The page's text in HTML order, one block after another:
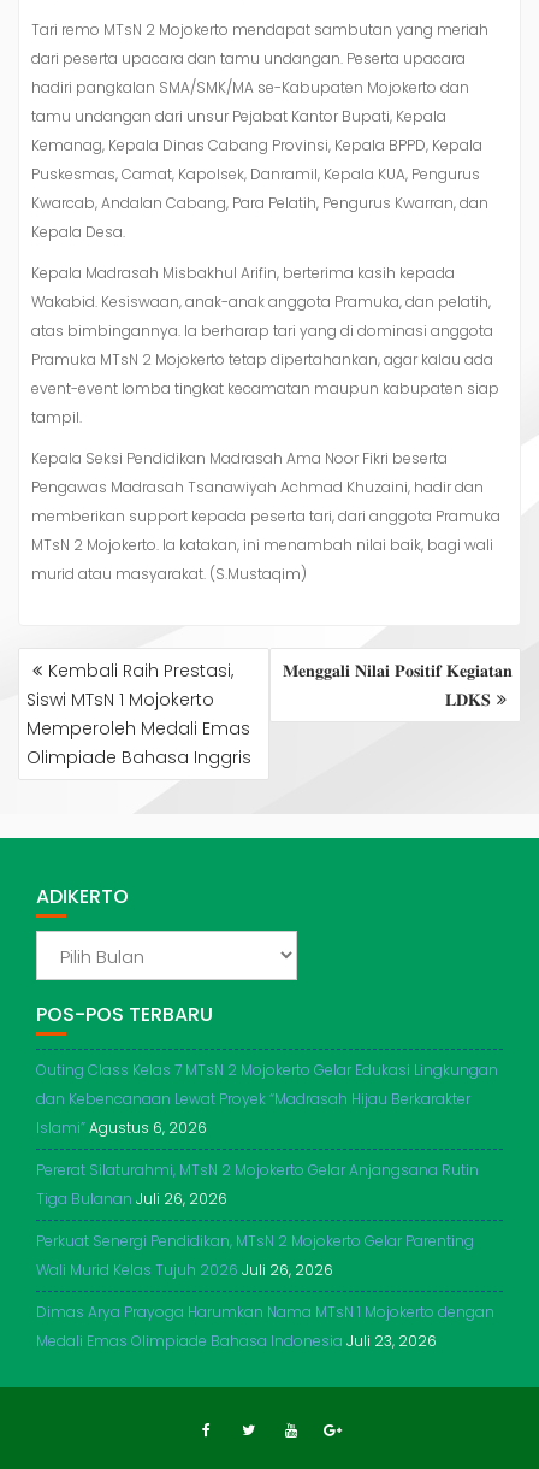
Tari remo MTsN 2 Mojokerto mendapat sambutan yang meriah
dari peserta upacara dan tamu undangan. Peserta upacara
hadiri pangkalan SMA/SMK/MA se-Kabupaten Mojokerto dan
tamu undangan dari unsur Pejabat Kantor Bupati, Kepala
Kemanag, Kepala Dinas Cabang Provinsi, Kepala BPPD, Kepala
Puskesmas, Camat, Kapolsek, Danramil, Kepala KUA, Pengurus
Kwarcab, Andalan Cabang, Para Pelatih, Pengurus Kwarran, dan
Kepala Desa.
Kepala Madrasah Misbakhul Arifin, berterima kasih kepada
Wakabid. Kesiswaan, anak-anak anggota Pramuka, dan pelatih,
atas bimbingannya. Ia berharap tari yang di dominasi anggota
Pramuka MTsN 2 Mojokerto tetap dipertahankan, agar kalau ada
event-event lomba tingkat kecamatan maupun kabupaten siap
tampil.
Kepala Seksi Pendidikan Madrasah Ama Noor Fikri beserta
Pengawas Madrasah Tsanawiyah Achmad Khuzaini, hadir dan
memberikan support kepada peserta tari, dari anggota Pramuka
MTsN 2 Mojokerto. Ia katakan, ini menambah nilai baik, bagi wali
murid atau masyarakat. (S.Mustaqim)
NAVIGASI
POSKembali Raih Prestasi,
Siswi MTsN 1 Mojokerto
Memperoleh Medali Emas
Olimpiade Bahasa Inggris
𝐌𝐞𝐧𝐠𝐠𝐚𝐥𝐢 𝐍𝐢𝐥𝐚𝐢 𝐏𝐨𝐬𝐢𝐭𝐢𝐟 𝐊𝐞𝐠𝐢𝐚𝐭𝐚𝐧
𝐋𝐃𝐊𝐒
ADIKERTO
POS-POS TERBARU
Outing Class Kelas 7 MTsN 2 Mojokerto Gelar Edukasi Lingkungan
dan Kebencanaan Lewat Proyek “Madrasah Hijau Berkarakter
Islami”Agustus 6, 2026
Pererat Silaturahmi, MTsN 2 Mojokerto Gelar Anjangsana Rutin
Tiga Bulanan Juli 26, 2026
Perkuat Senergi Pendidikan, MTsN 2 Mojokerto Gelar Parenting
Wali Murid Kelas Tujuh 2026 Juli 26, 2026
Dimas Arya Prayoga Harumkan Nama MTsN 1 Mojokerto dengan
Medali Emas Olimpiade Bahasa Indonesia Juli 23, 2026